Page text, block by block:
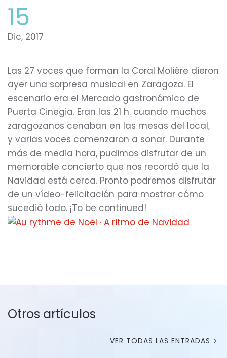
15
Dic, 2017
Las 27 voces que forman la Coral Molière dieron
ayer una sorpresa musical en Zaragoza. El
escenario era el Mercado gastronómico de
Puerta Cinegia. Eran las 21 h. cuando muchos
zaragozanos cenaban en las mesas del local,
y varias voces comenzaron a sonar. Durante
más de media hora, pudimos disfrutar de un
memorable concierto que nos recordó que la
Navidad está cerca. Pronto podremos disfrutar
de un vídeo-felicitación para mostrar cómo
sucedió todo. ¡To be continued!
Otros artículos
VER TODAS LAS ENTRADAS